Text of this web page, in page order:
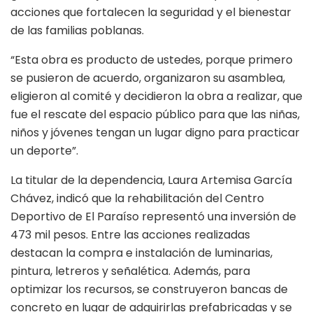
acciones que fortalecen la seguridad y el bienestar
de las familias poblanas.
“Esta obra es producto de ustedes, porque primero
se pusieron de acuerdo, organizaron su asamblea,
eligieron al comité y decidieron la obra a realizar, que
fue el rescate del espacio público para que las niñas,
niños y jóvenes tengan un lugar digno para practicar
un deporte”.
La titular de la dependencia, Laura Artemisa García
Chávez, indicó que la rehabilitación del Centro
Deportivo de El Paraíso representó una inversión de
473 mil pesos. Entre las acciones realizadas
destacan la compra e instalación de luminarias,
pintura, letreros y señalética. Además, para
optimizar los recursos, se construyeron bancas de
concreto en lugar de adquirirlas prefabricadas y se